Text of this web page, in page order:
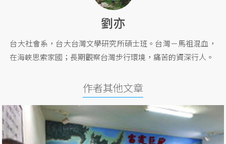
劉亦
台大社會系，台大台灣文學研究所碩士班。台灣－馬祖混血，
在海峽思索家國；長期觀察台灣步行環境，痛苦的資深行人。
作者其他文章